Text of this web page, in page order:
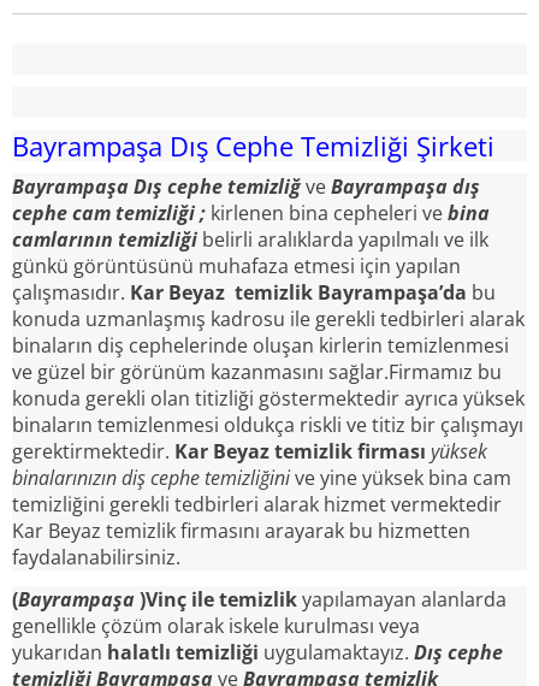
Bayrampaşa Dış Cephe Temizliği Şirketi
Bayrampaşa Dış cephe temizliğveBayrampaşadış
cephe cam temizliği ; kirlenen bina cepheleri vebina
camlarının temizliği belirli aralıklarda yapılmalı ve ilk
günkü görüntüsünü muhafaza etmesi için yapılan
çalışmasıdır. Kar Beyaz temizlik Bayrampaşa’da bu
konuda uzmanlaşmış kadrosu ile gerekli tedbirleri alarak
binaların diş cephelerinde oluşan kirlerin temizlenmesi
ve güzel bir görünüm kazanmasını sağlar.Firmamız bu
konuda gerekli olan titizliği göstermektedir ayrıca yüksek
binaların temizlenmesi oldukça riskli ve titiz bir çalışmayı
gerektirmektedir. Kar Beyaz temizlik firması yüksek
binalarınızın diş cephe temizliğinive yine yüksek bina cam
temizliğini gerekli tedbirleri alarak hizmet vermektedir
Kar Beyaz temizlik firmasını arayarak bu hizmetten
faydalanabilirsiniz.
(Bayrampaşa)Vinç ile temizlikyapılamayan alanlarda
genellikle çözüm olarak iskele kurulması veya
yukarıdan halatlı temizliği uygulamaktayız. Dış cephe
temizliği BayrampaşaveBayrampaşa temizlik